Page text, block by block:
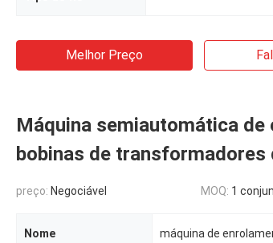
Melhor Preço
Máquina semiautomática de
bobinas de transformadores
preço: Negociável MOQ: 1
Nome